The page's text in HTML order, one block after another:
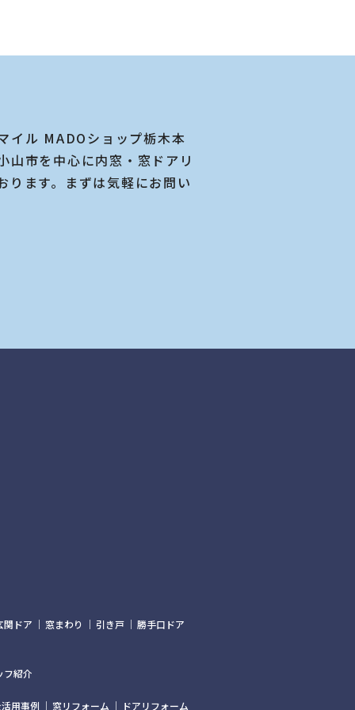
イル MADOショップ栃木本
山市を中心に内窓・窓ドアリ
ります。まずは気軽にお問い
関ドア 窓まわり 引き戸 勝手口ドア
フ紹介
用事例 窓リフォーム ドアリフォーム